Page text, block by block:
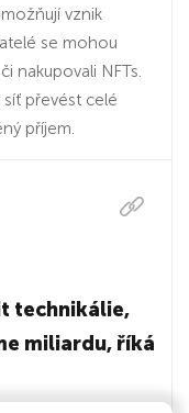
vznik
se mohou
nakupovali NFTs.
převést celé
příjem.
technikálie,
miliardu, říká